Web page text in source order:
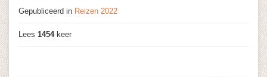
Gepubliceerd in Reizen 2022
Lees 1454keer